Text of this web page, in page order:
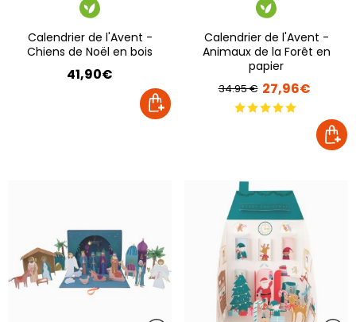
Calendrier de l'Avent -
Chiens de Noël en bois
41,90€
Calendrier de l'Avent -
Animaux de la Forêt en
papier
34.95 € 27,96€